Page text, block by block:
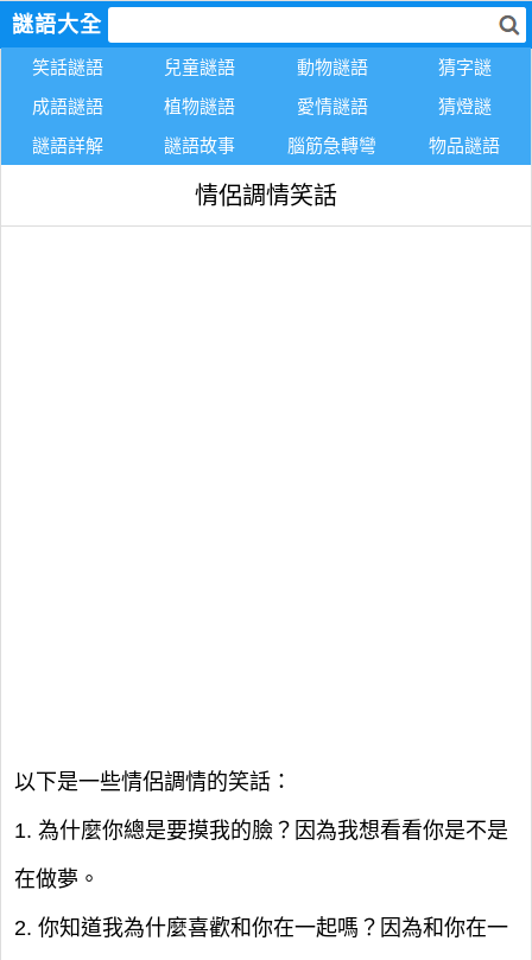
謎語大全
笑話謎語 兒童謎語 動物謎語
猜字謎
成語謎語
植物謎語 愛情謎語
猜燈謎
謎語詳解
謎語故事 腦筋急轉彎 物品謎語
情侶調情笑話
以下是一些情侶調情的笑話：
1. 為什麼你總是要摸我的臉？因為我想看看你是不是
在做夢。
2. 你知道我為什麼喜歡和你在一起嗎？因為和你在一